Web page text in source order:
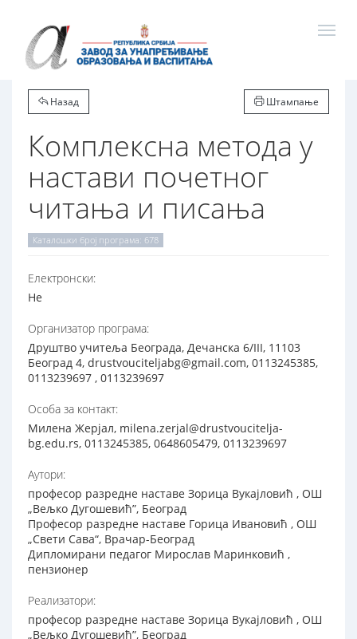
Назад Штампање
Комплексна метода у
настави почетног
читања и писања
Каталошки број програма: 678
Електронски:
Не
Организатор програма:
Друштво учитеља Београда, Дечанска 6/III, 11103
Београд 4, drustvouciteljabg@gmail.com, 0113245385,
0113239697 , 0113239697
Особа за контакт:
Милена Жерјал, milena.zerjal@drustvoucitelja-
bg.edu.rs, 0113245385, 0648605479, 0113239697
Аутори:
професор разредне наставе Зорица Вукајловић , ОШ
„Вељко Дугошевић”, Београд
Професор разредне наставе Горица Ивановић , ОШ
„Свети Сава“, Врачар-Београд
Дипломирани педагог Мирослав Маринковић ,
пензионер
Реализатори:
професор разредне наставе Зорица Вукајловић , ОШ
„Вељко Дугошевић”, Београд